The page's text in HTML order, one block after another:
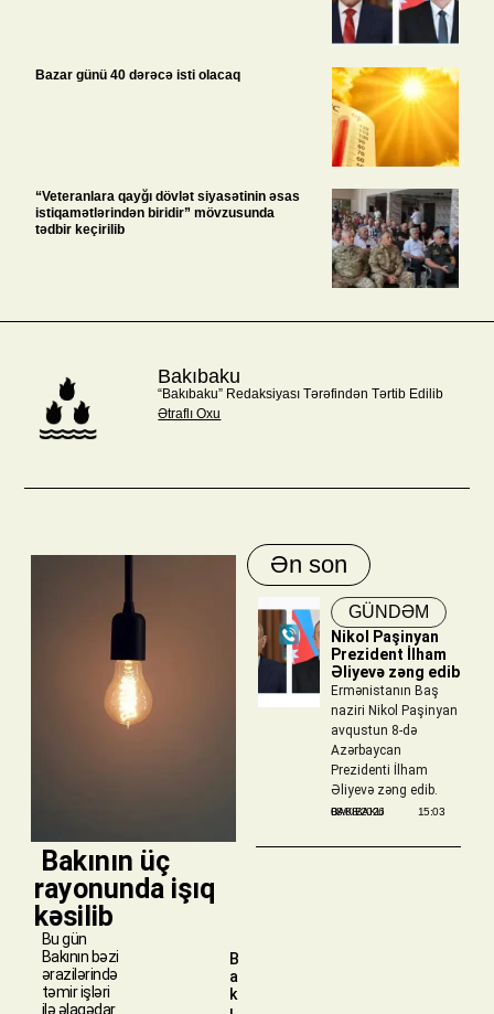
Bazar günü 40 dərəcə isti olacaq
“Veteranlara qayğı dövlət siyasətinin əsas
istiqamətlərindən biridir” mövzusunda
tədbir keçirilib
Bakıbaku
“Bakıbaku” Redaksiyası Tərəfindən Tərtib Edilib
Ətraflı Oxu
​ Bakının üç
rayonunda işıq
kəsilib
Bu gün
Bakının bəzi
ərazilərində
təmir işləri
ilə əlaqədar
B
a
k
Ən son
GÜNDƏM
Nikol Paşinyan
Prezident İlham
Əliyevə zəng edib
Ermənistanın Baş
naziri Nikol Paşinyan
avqustun 8-də
Azərbaycan
Prezidenti İlham
Əliyevə zəng edib.
BAKIBAKU
08/08/2026 15:03